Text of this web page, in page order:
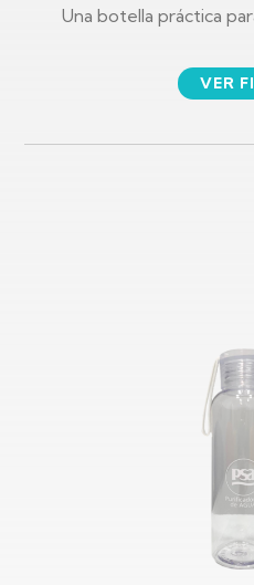
Una botella práctica
VER